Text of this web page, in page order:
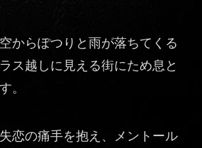
からぽつりと雨が落ちてくる
ス越しに見える街にため息と
。
恋の痛手を抱え、メントール